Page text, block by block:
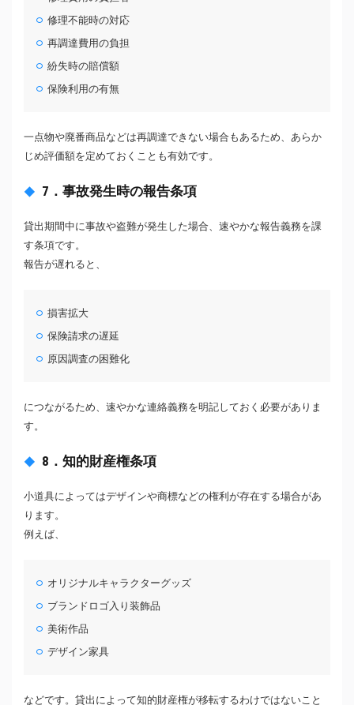
修理不能時の対応
再調達費用の負担
紛失時の賠償額
保険利用の有無
一点物や廃番商品などは再調達できない場合もあるため、あらか
じめ評価額を定めておくことも有効です。
7．事故発生時の報告条項
貸出期間中に事故や盗難が発生した場合、速やかな報告義務を課
す条項です。
報告が遅れると、
損害拡大
保険請求の遅延
原因調査の困難化
につながるため、速やかな連絡義務を明記しておく必要がありま
す。
8．知的財産権条項
小道具によってはデザインや商標などの権利が存在する場合があ
ります。
例えば、
オリジナルキャラクターグッズ
ブランドロゴ入り装飾品
美術作品
デザイン家具
などです。貸出によって知的財産権が移転するわけではないこと